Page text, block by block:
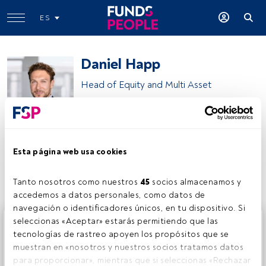
Esta página web usa cookies
Tanto nosotros como nuestros 45 socios almacenamos y
accedemos a datos personales, como datos de
navegación o identificadores únicos, en tu dispositivo. Si
seleccionas «Aceptar» estarás permitiendo que las
tecnologías de rastreo apoyen los propósitos que se
muestran en «nosotros y nuestros socios tratamos datos
para proporcionar», mientras que si seleccionas «Rechazar
ES
Daniel Happ
Head of Equity and Multi Asset
Compartir:
Este es un artículo exclusivo para los usuarios registrados
de FundsPeople. Si ya estás registrado, accede desde el
botón Login. Si aún no tienes cuenta, te invitamos a
registrarte y disfrutar de todo el universo que ofrece